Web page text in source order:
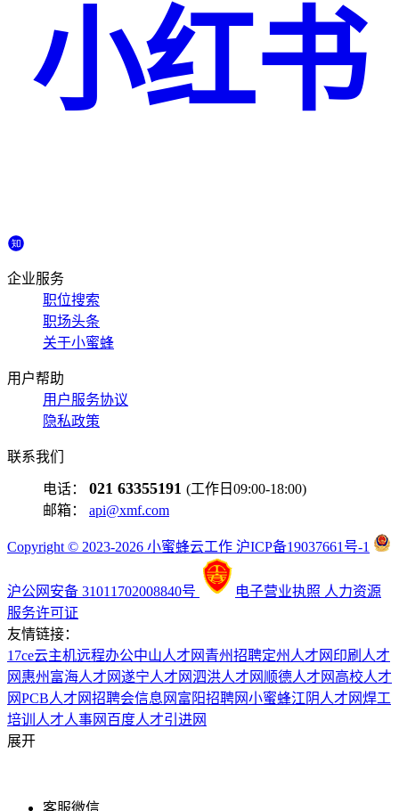
小红书
企业服务
职位搜索
职场头条
关于小蜜蜂
用户帮助
用户服务协议
隐私政策
联系我们
电话： 021 63355191 (工作日09:00-18:00)
邮箱： api@xmf.com
Copyright © 2023-2026 小蜜蜂云工作 沪ICP备19037661号-1
沪公网安备 31011702008840号 电子营业执照 人力资源
服务许可证
友情链接：
17ce云主机远程办公中山人才网 青州招聘定州人才网 印刷人才
网 惠州富海人才网遂宁人才网泗洪人才网 顺德人才网 高校人才
网PCB人才网招聘会信息网 富阳招聘网小蜜蜂江阴人才网焊工
培训 人才人事网 百度人才引进网
展开
客服微信